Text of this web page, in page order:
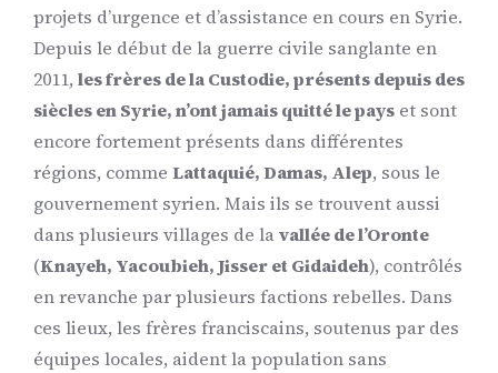
projets d’urgence et d’assistance en cours en Syrie.
Depuis le début de la guerre civile sanglante en
2011, les frères de la Custodie, présents depuis des
siècles en Syrie, n’ont jamais quitté le pays et sont
encore fortement présents dans différentes
régions, comme Lattaquié, Damas, Alep, sous le
gouvernement syrien. Mais ils se trouvent aussi
dans plusieurs villages de lavallée de l’Oronte
(Knayeh, Yacoubieh, Jisser et Gidaideh), contrôlés
en revanche par plusieurs factions rebelles. Dans
ces lieux, les frères franciscains, soutenus par des
équipes locales, aident la population sans